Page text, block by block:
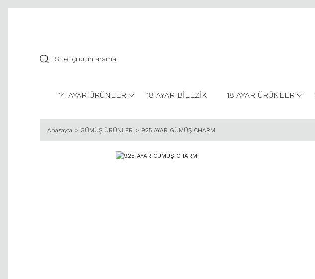
14 AYAR ÜRÜNLER 18 AYAR BİLEZİK 18 AYAR ÜRÜNLER
Anasayfa GÜMÜŞ ÜRÜNLER 925 AYAR GÜMÜŞ CHARM